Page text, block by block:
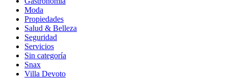
Moda
Propiedades
Salud & Belleza
Seguridad
Servicios
Sin categoría
Snax
Villa Devoto